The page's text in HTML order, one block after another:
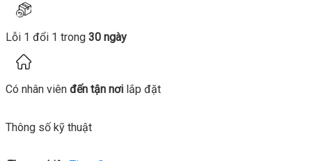
Lỗi 1 đổi 1 trong 30 ngày
Có nhân viên đến tận nơi lắp đặt
Thông số kỹ thuật